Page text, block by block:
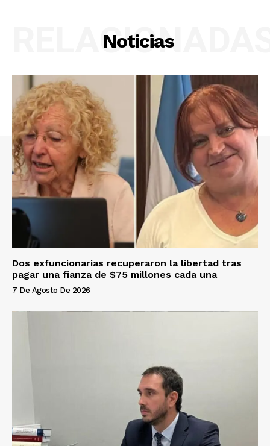
Noticias
Dos exfuncionarias recuperaron la libertad tras
pagar una fianza de $75 millones cada una
7 De Agosto De 2026